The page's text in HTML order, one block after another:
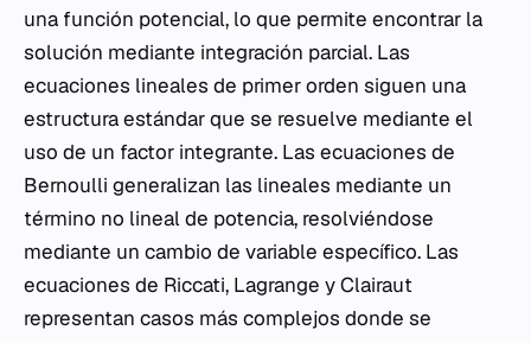
una función potencial, lo que permite encontrar la
solución mediante integración parcial. Las
ecuaciones lineales de primer orden siguen una
estructura estándar que se resuelve mediante el
uso de un factor integrante. Las ecuaciones de
Bernoulli generalizan las lineales mediante un
término no lineal de potencia, resolviéndose
mediante un cambio de variable específico. Las
ecuaciones de Riccati, Lagrange y Clairaut
representan casos más complejos donde se